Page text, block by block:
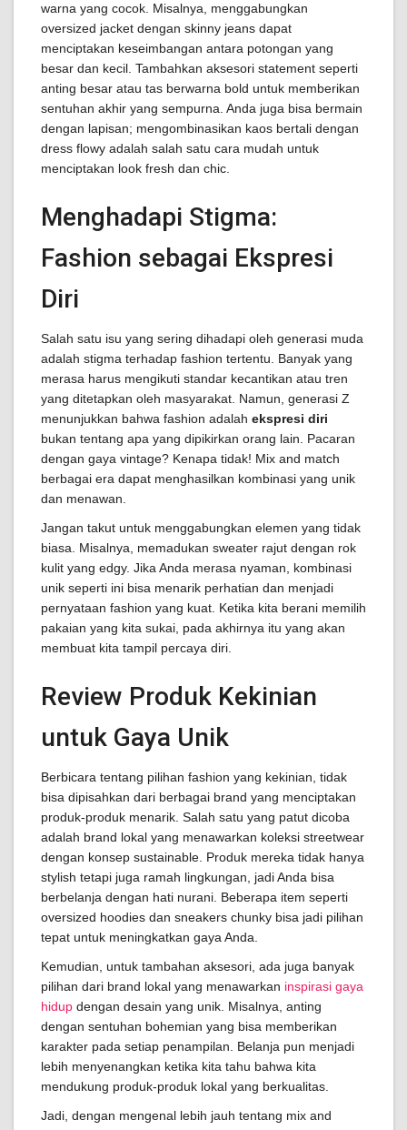
warna yang cocok. Misalnya, menggabungkan
oversized jacket dengan skinny jeans dapat
menciptakan keseimbangan antara potongan yang
besar dan kecil. Tambahkan aksesori statement seperti
anting besar atau tas berwarna bold untuk memberikan
sentuhan akhir yang sempurna. Anda juga bisa bermain
dengan lapisan; mengombinasikan kaos bertali dengan
dress flowy adalah salah satu cara mudah untuk
menciptakan look fresh dan chic.
Menghadapi Stigma:
Fashion sebagai Ekspresi
Diri
Salah satu isu yang sering dihadapi oleh generasi muda
adalah stigma terhadap fashion tertentu. Banyak yang
merasa harus mengikuti standar kecantikan atau tren
yang ditetapkan oleh masyarakat. Namun, generasi Z
menunjukkan bahwa fashion adalah ekspresi diri
bukan tentang apa yang dipikirkan orang lain. Pacaran
dengan gaya vintage? Kenapa tidak! Mix and match
berbagai era dapat menghasilkan kombinasi yang unik
dan menawan.
Jangan takut untuk menggabungkan elemen yang tidak
biasa. Misalnya, memadukan sweater rajut dengan rok
kulit yang edgy. Jika Anda merasa nyaman, kombinasi
unik seperti ini bisa menarik perhatian dan menjadi
pernyataan fashion yang kuat. Ketika kita berani memilih
pakaian yang kita sukai, pada akhirnya itu yang akan
membuat kita tampil percaya diri.
Review Produk Kekinian
untuk Gaya Unik
Berbicara tentang pilihan fashion yang kekinian, tidak
bisa dipisahkan dari berbagai brand yang menciptakan
produk-produk menarik. Salah satu yang patut dicoba
adalah brand lokal yang menawarkan koleksi streetwear
dengan konsep sustainable. Produk mereka tidak hanya
stylish tetapi juga ramah lingkungan, jadi Anda bisa
berbelanja dengan hati nurani. Beberapa item seperti
oversized hoodies dan sneakers chunky bisa jadi pilihan
tepat untuk meningkatkan gaya Anda.
Kemudian, untuk tambahan aksesori, ada juga banyak
pilihan dari brand lokal yang menawarkan inspirasi gaya
hidup dengan desain yang unik. Misalnya, anting
dengan sentuhan bohemian yang bisa memberikan
karakter pada setiap penampilan. Belanja pun menjadi
lebih menyenangkan ketika kita tahu bahwa kita
mendukung produk-produk lokal yang berkualitas.
Jadi, dengan mengenal lebih jauh tentang mix and